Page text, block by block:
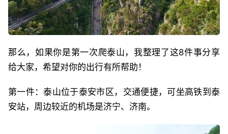
那么，如果你是第一次爬泰山，我整理了这8件事分享
给大家，希望对你的出行有所帮助！
第一件：泰山位于泰安市区，交通便捷，可坐高铁到泰
安站，周边较近的机场是济宁、济南。